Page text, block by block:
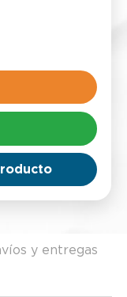
y entregas